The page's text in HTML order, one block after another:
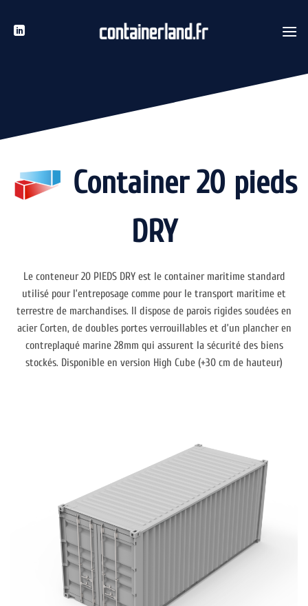
Container 20 pieds
DRY
Le conteneur 20 PIEDS DRY est le container maritime standard
utilisé pour l’entreposage comme pour le transport maritime et
terrestre de marchandises. Il dispose de parois rigides soudées en
acier Corten, de doubles portes verrouillables et d’un plancher en
contreplaqué marine 28mm qui assurent la sécurité des biens
stockés. Disponible en version High Cube (+30 cm de hauteur)